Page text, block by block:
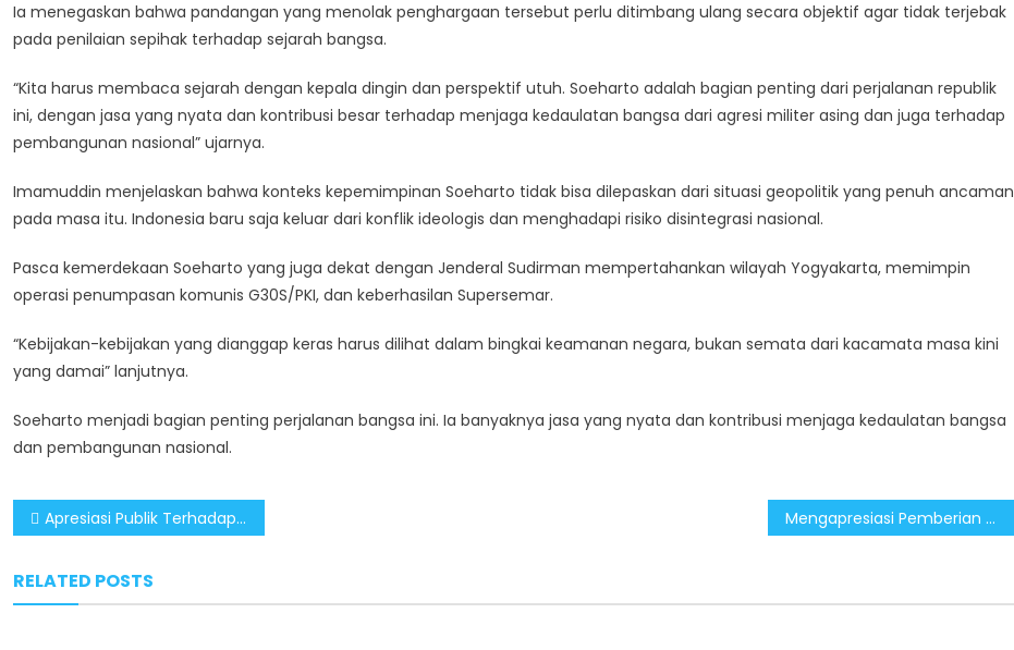
Ia menegaskan bahwa pandangan yang menolak penghargaan tersebut perlu ditimbang ulang secara objektif agar tidak terjebak
pada penilaian sepihak terhadap sejarah bangsa.
“Kita harus membaca sejarah dengan kepala dingin dan perspektif utuh. Soeharto adalah bagian penting dari perjalanan republik
ini, dengan jasa yang nyata dan kontribusi besar terhadap menjaga kedaulatan bangsa dari agresi militer asing dan juga terhadap
pembangunan nasional” ujarnya.
Imamuddin menjelaskan bahwa konteks kepemimpinan Soeharto tidak bisa dilepaskan dari situasi geopolitik yang penuh ancaman
pada masa itu. Indonesia baru saja keluar dari konflik ideologis dan menghadapi risiko disintegrasi nasional.
Pasca kemerdekaan Soeharto yang juga dekat dengan Jenderal Sudirman mempertahankan wilayah Yogyakarta, memimpin
operasi penumpasan komunis G30S/PKI, dan keberhasilan Supersemar.
“Kebijakan-kebijakan yang dianggap keras harus dilihat dalam bingkai keamanan negara, bukan semata dari kacamata masa kini
yang damai” lanjutnya.
Soeharto menjadi bagian penting perjalanan bangsa ini. Ia banyaknya jasa yang nyata dan kontribusi menjaga kedaulatan bangsa
dan pembangunan nasional.
Post
Apresiasi Publik Terhadap Penganugerahan Gelar Pahlawan Nasional Kepada Soeharto Mengapresiasi Pemberian Gelar Pahlawan Nasional untuk Soeharto, Semua Pihak Agar Hormati Jasa Pemimpin Terdahulu
RELATED POSTS